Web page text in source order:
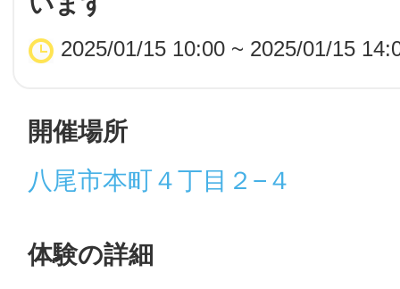
2025/01/15 10:00 ~ 2025/01/15
開催場所
八尾市本町４丁目２−４
体験の詳細